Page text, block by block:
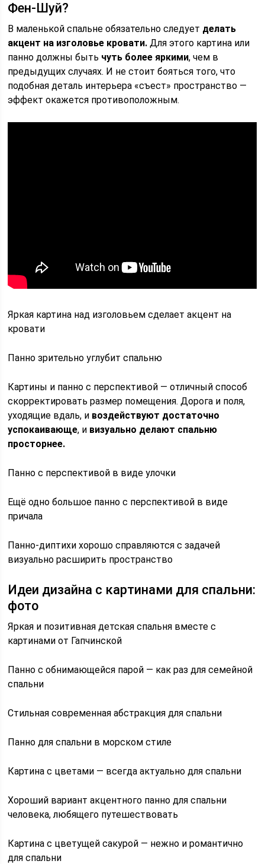
Фен-Шуй?
В маленькой спальне обязательно следует делать
акцент на изголовье кровати. Для этого картина или
панно должны быть чуть более яркими, чем в
предыдущих случаях. И не стоит бояться того, что
подобная деталь интерьера «съест» пространство —
эффект окажется противоположным.
Яркая картина над изголовьем сделает акцент на
кровати
Панно зрительно углубит спальню
Картины и панно с перспективой — отличный способ
скорректировать размер помещения. Дорога и поля,
уходящие вдаль, и воздействуют достаточно
успокаивающе, и визуально делают спальню
просторнее.
Панно с перспективой в виде улочки
Ещё одно большое панно с перспективой в виде
причала
Панно-диптихи хорошо справляются с задачей
визуально расширить пространство
Идеи дизайна с картинами для спальни:
фото
Яркая и позитивная детская спальня вместе с
картинами от Гапчинской
Панно с обнимающейся парой — как раз для семейной
спальни
Стильная современная абстракция для спальни
Панно для спальни в морском стиле
Картина с цветами — всегда актуально для спальни
Хороший вариант акцентного панно для спальни
человека, любящего путешествовать
Картина с цветущей сакурой — нежно и романтично
для спальни